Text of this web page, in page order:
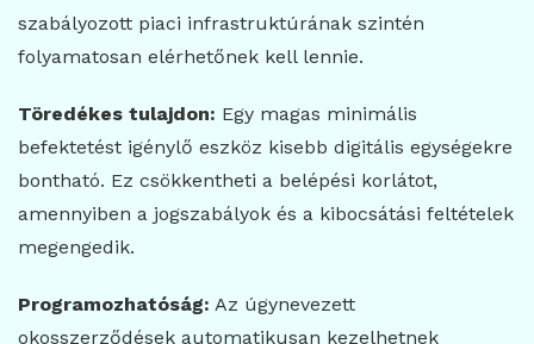
szabályozott piaci infrastruktúrának szintén
folyamatosan elérhetőnek kell lennie.
Töredékes tulajdon: Egy magas minimális
befektetést igénylő eszköz kisebb digitális egységekre
bontható. Ez csökkentheti a belépési korlátot,
amennyiben a jogszabályok és a kibocsátási feltételek
megengedik.
Programozhatóság: Az úgynevezett
okosszerződések automatikusan kezelhetnek